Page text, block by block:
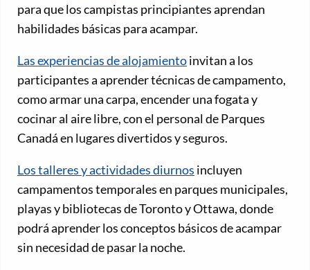
para que los campistas principiantes aprendan
habilidades básicas para acampar.
Las experiencias de alojamientoinvitan a los
participantes a aprender técnicas de campamento,
como armar una carpa, encender una fogata y
cocinar al aire libre, con el personal de Parques
Canadá en lugares divertidos y seguros.
Los talleres y actividades diurnos incluyen
campamentos temporales en parques municipales,
playas y bibliotecas de Toronto y Ottawa, donde
podrá aprender los conceptos básicos de acampar
sin necesidad de pasar la noche.